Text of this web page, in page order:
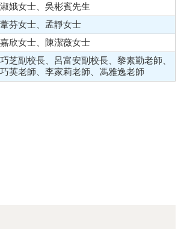
娥女士、吳彬賓先生
芬女士、孟靜女士
欣女士、陳潔薇女士
芝副校長、呂富安副校長、黎素勤老師、
英老師、李家莉老師、馮雅逸老師